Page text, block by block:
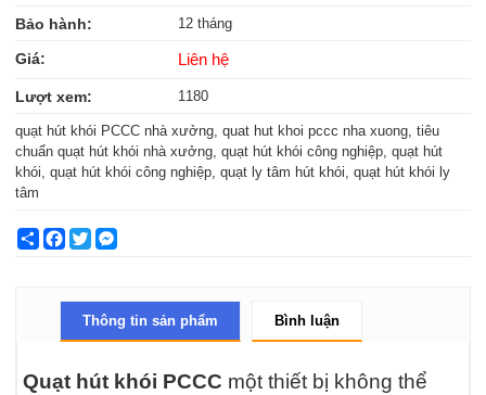
Bảo hành: 12 tháng
Giá: Liên hệ
Lượt xem: 1180
quạt hút khói PCCC nhà xưởng, quat hut khoi pccc nha xuong, tiêu
chuẩn quạt hút khói nhà xưởng, quạt hút khói công nghiệp, quạt hút
khói, quạt hút khói công nghiệp, quạt ly tâm hút khói, quạt hút khói ly
tâm
ShareFacebook
Twitter
Thông tin sản phẩm Bình luận
Quạt hút khói PCCC một thiết bị không thể